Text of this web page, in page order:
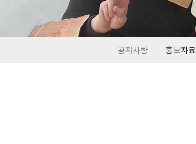
창작
공지사항 홍보자료